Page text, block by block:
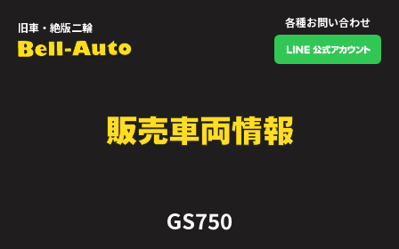
旧車・絶版二輪 各種お問い合わせ
GS750